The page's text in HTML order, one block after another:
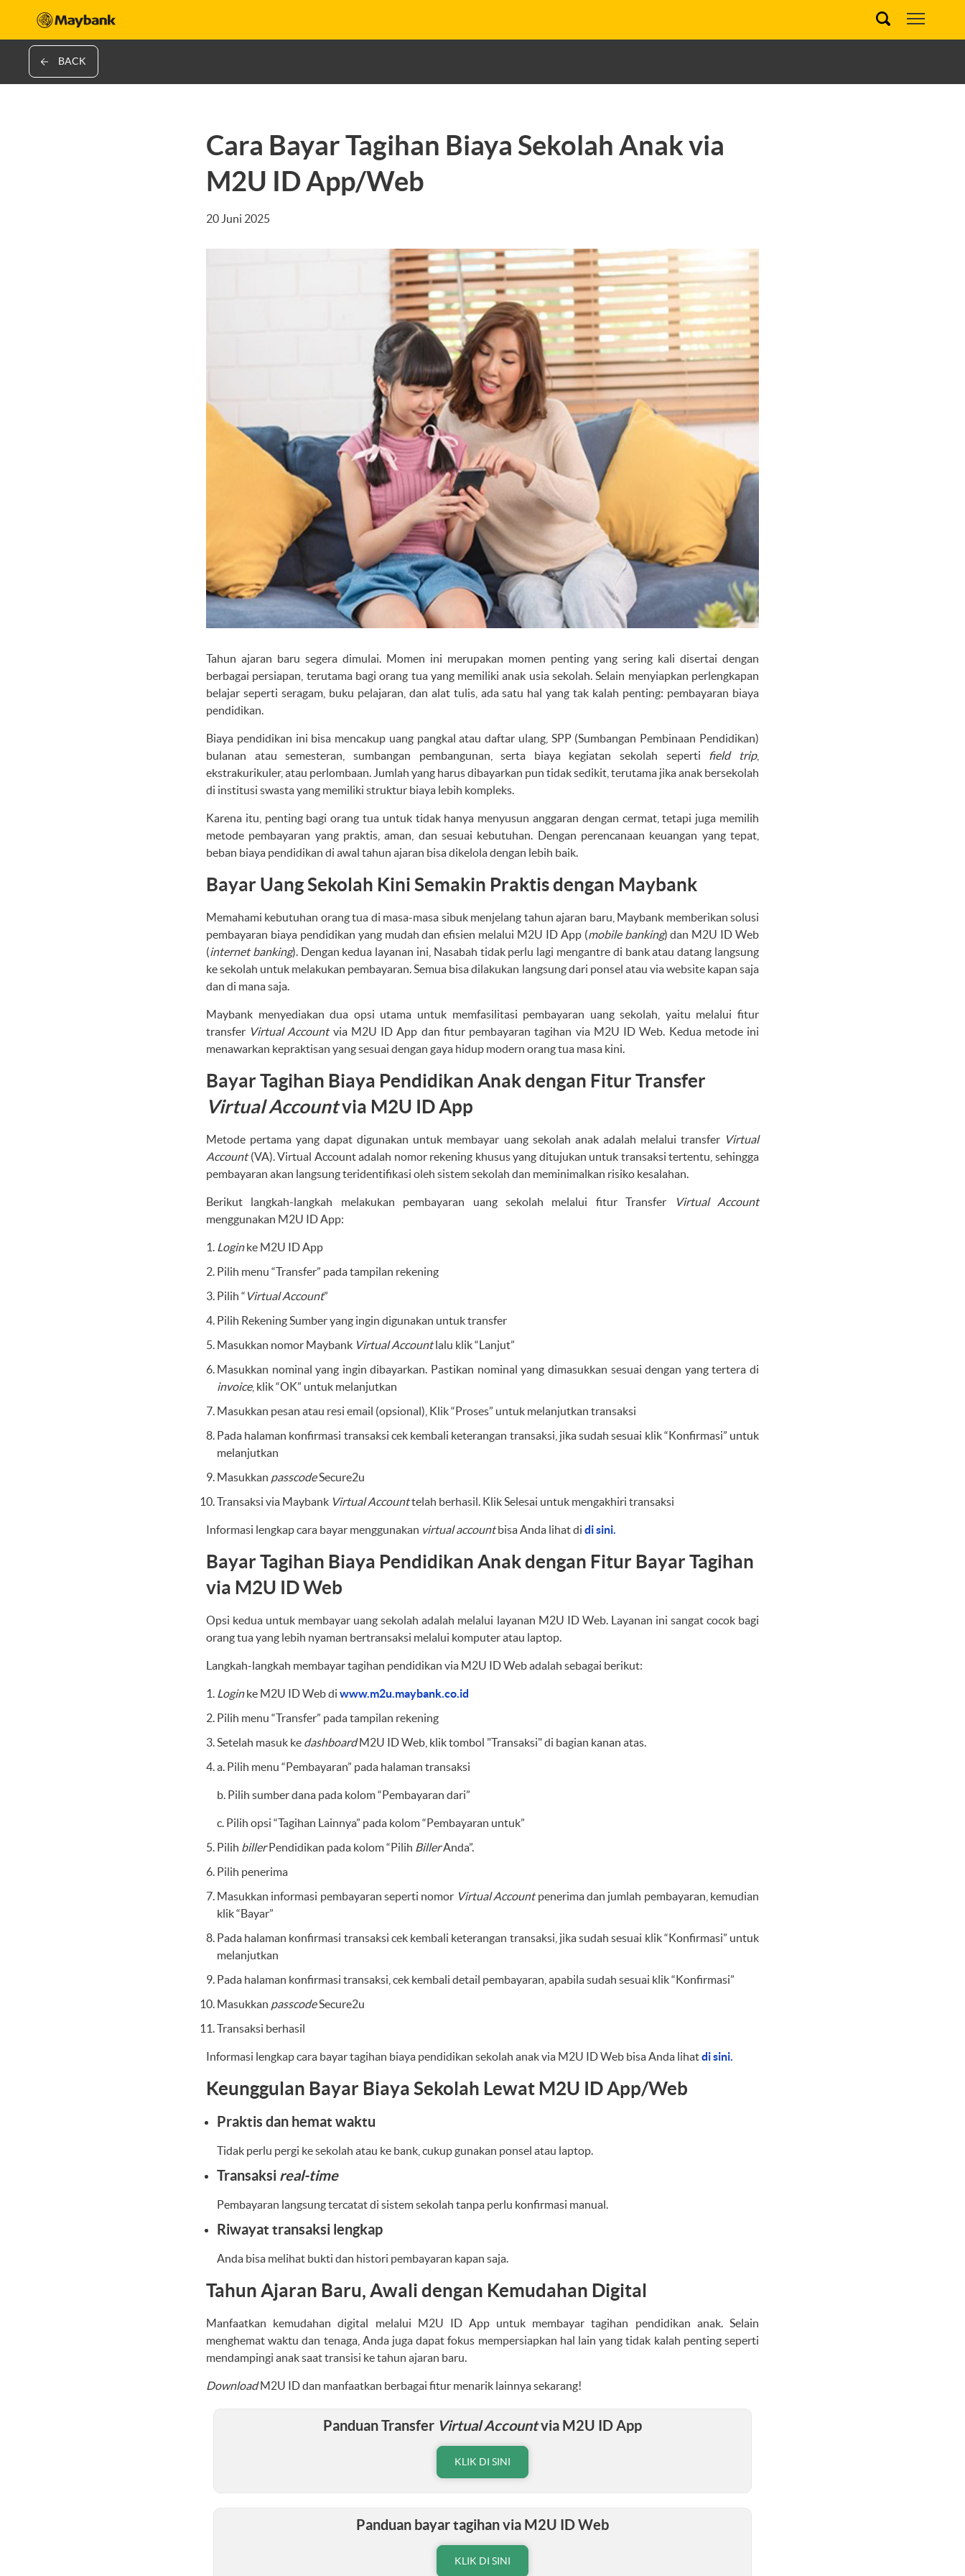
BACK
Cara Bayar Tagihan Biaya Sekolah Anak via
M2U ID App/Web
20 Juni 2025
Tahun ajaran baru segera dimulai. Momen ini merupakan momen penting yang sering kali disertai dengan
berbagai persiapan, terutama bagi orang tua yang memiliki anak usia sekolah. Selain menyiapkan perlengkapan
belajar seperti seragam, buku pelajaran, dan alat tulis, ada satu hal yang tak kalah penting: pembayaran biaya
pendidikan.
Biaya pendidikan ini bisa mencakup uang pangkal atau daftar ulang, SPP (Sumbangan Pembinaan Pendidikan)
bulanan atau semesteran, sumbangan pembangunan, serta biaya kegiatan sekolah seperti field trip,
ekstrakurikuler, atau perlombaan. Jumlah yang harus dibayarkan pun tidak sedikit, terutama jika anak bersekolah
di institusi swasta yang memiliki struktur biaya lebih kompleks.
Karena itu, penting bagi orang tua untuk tidak hanya menyusun anggaran dengan cermat, tetapi juga memilih
metode pembayaran yang praktis, aman, dan sesuai kebutuhan. Dengan perencanaan keuangan yang tepat,
beban biaya pendidikan di awal tahun ajaran bisa dikelola dengan lebih baik.
Bayar Uang Sekolah Kini Semakin Praktis dengan Maybank
Memahami kebutuhan orang tua di masa-masa sibuk menjelang tahun ajaran baru, Maybank memberikan solusi
pembayaran biaya pendidikan yang mudah dan efisien melalui M2U ID App (mobile banking) dan M2U ID Web
(internet banking). Dengan kedua layanan ini, Nasabah tidak perlu lagi mengantre di bank atau datang langsung
ke sekolah untuk melakukan pembayaran. Semua bisa dilakukan langsung dari ponsel atau via website kapan saja
dan di mana saja.
Maybank menyediakan dua opsi utama untuk memfasilitasi pembayaran uang sekolah, yaitu melalui fitur
transfer Virtual Accountvia M2U ID App dan fitur pembayaran tagihan via M2U ID Web. Kedua metode ini
menawarkan kepraktisan yang sesuai dengan gaya hidup modern orang tua masa kini.
Bayar Tagihan Biaya Pendidikan Anak dengan Fitur Transfer
Virtual Accountvia M2U ID App
Metode pertama yang dapat digunakan untuk membayar uang sekolah anak adalah melalui transfer Virtual
Account(VA). Virtual Account adalah nomor rekening khusus yang ditujukan untuk transaksi tertentu, sehingga
pembayaran akan langsung teridentifikasi oleh sistem sekolah dan meminimalkan risiko kesalahan.
Berikut langkah-langkah melakukan pembayaran uang sekolah melalui fitur Transfer
Virtual Account
menggunakan M2U ID App:
Loginke M2U ID App
Pilih menu “Transfer” pada tampilan rekening
Pilih “ Virtual Account”
Pilih Rekening Sumber yang ingin digunakan untuk transfer
Masukkan nomor Maybank Virtual Accountlalu klik “Lanjut”
Masukkan nominal yang ingin dibayarkan. Pastikan nominal yang dimasukkan sesuai dengan yang tertera di
invoice, klik “OK” untuk melanjutkan
Masukkan pesan atau resi email (opsional), Klik “Proses” untuk melanjutkan transaksi
Pada halaman konfirmasi transaksi cek kembali keterangan transaksi, jika sudah sesuai klik “Konfirmasi” untuk
melanjutkan
Masukkan passcodeSecure2u
Transaksi via Maybank Virtual Accounttelah berhasil. Klik Selesai untuk mengakhiri transaksi
Informasi lengkap cara bayar menggunakan virtual accountbisa Anda lihat di di sini.
Bayar Tagihan Biaya Pendidikan Anak dengan Fitur Bayar Tagihan
via M2U ID Web
Opsi kedua untuk membayar uang sekolah adalah melalui layanan M2U ID Web. Layanan ini sangat cocok bagi
orang tua yang lebih nyaman bertransaksi melalui komputer atau laptop.
Langkah-langkah membayar tagihan pendidikan via M2U ID Web adalah sebagai berikut:
Loginke M2U ID Web di www.m2u.maybank.co.id
Pilih menu “Transfer” pada tampilan rekening
Setelah masuk ke dashboardM2U ID Web, klik tombol "Transaksi" di bagian kanan atas.
a. Pilih menu “Pembayaran” pada halaman transaksi
b. Pilih sumber dana pada kolom “Pembayaran dari”
c. Pilih opsi “Tagihan Lainnya” pada kolom “Pembayaran untuk”
Pilih billerPendidikan pada kolom “Pilih BillerAnda”.
Pilih penerima
Masukkan informasi pembayaran seperti nomor Virtual Accountpenerima dan jumlah pembayaran, kemudian
klik “Bayar”
Pada halaman konfirmasi transaksi cek kembali keterangan transaksi, jika sudah sesuai klik “Konfirmasi” untuk
melanjutkan
Pada halaman konfirmasi transaksi, cek kembali detail pembayaran, apabila sudah sesuai klik “Konfirmasi”
Masukkan passcodeSecure2u
Transaksi berhasil
Informasi lengkap cara bayar tagihan biaya pendidikan sekolah anak via M2U ID Web bisa Anda lihatdi sini.
Keunggulan Bayar Biaya Sekolah Lewat M2U ID App/Web
Praktis dan hemat waktu
Tidak perlu pergi ke sekolah atau ke bank, cukup gunakan ponsel atau laptop.
Transaksi real-time
Pembayaran langsung tercatat di sistem sekolah tanpa perlu konfirmasi manual.
Riwayat transaksi lengkap
Anda bisa melihat bukti dan histori pembayaran kapan saja.
Tahun Ajaran Baru, Awali dengan Kemudahan Digital
Manfaatkan kemudahan digital melalui M2U ID App untuk membayar tagihan pendidikan anak. Selain
menghemat waktu dan tenaga, Anda juga dapat fokus mempersiapkan hal lain yang tidak kalah penting seperti
mendampingi anak saat transisi ke tahun ajaran baru.
DownloadM2U ID dan manfaatkan berbagai fitur menarik lainnya sekarang!
Panduan Transfer Virtual Accountvia M2U ID App
KLIK DI SINI
Panduan bayar tagihan via M2U ID Web
KLIK DI SINI